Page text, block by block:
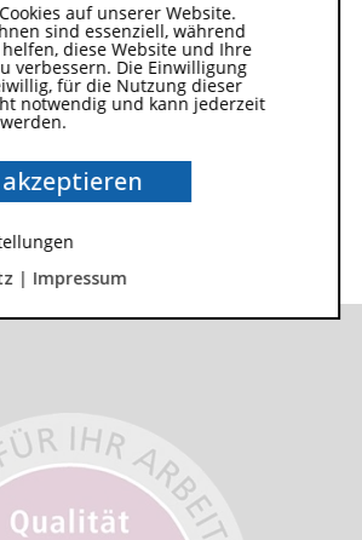
Aufhebungsvertrag erhalten? Nur
Recht.
auf unserer Website.
sind essenziell, während
diese Website und Ihre
verbessern. Die Einwilligung
für die Nutzung dieser
notwendig und kann jederzeit
| Impressum